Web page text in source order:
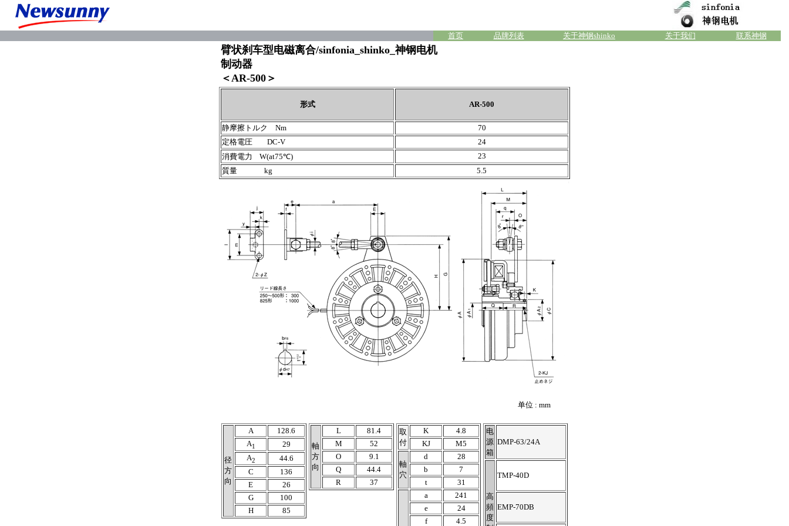
首页 品牌列表 关于神钢shinko 关于我们 联系神钢
臂状刹车型电磁离合/sinfonia_shinko_神钢电机
制动器
＜AR-500＞
形式 AR-500
静摩擦トルク Nm
70
定格電圧 DC-V
24
消費電力 W(at75℃)
23
質量 kg
5.5
单位 : mm
径
方
向
A
128.6
A1
29
A2
44.6
C
136
E
26
G
100
H
85
軸
方
向
L
81.4
M
52
O
9.1
Q
44.4
R
37
取
付
K
4.8
KJ
M5
軸
穴
d
28
b
7
t
31
a
241
e
24
f
4.5
电
源
箱
DMP-63/24A
高
頻
度
TMP-40D
EMP-70DB